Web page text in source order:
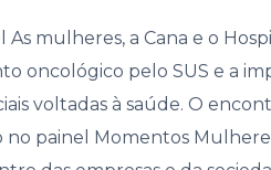
mulheres, a Cana e o
oncológico pelo SUS e a
voltadas à saúde. O
painel Momentos